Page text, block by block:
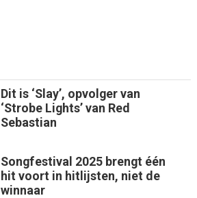
Dit is ‘Slay’, opvolger van
‘Strobe Lights’ van Red
Sebastian
Songfestival 2025 brengt één
hit voort in hitlijsten, niet de
winnaar